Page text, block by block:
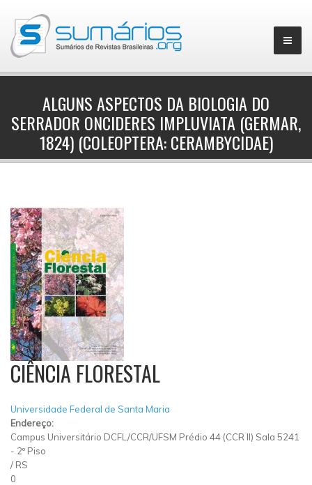
▼
ALGUNS ASPECTOS DA BIOLOGIA DO
SERRADOR ONCIDERES IMPLUVIATA (GERMAR,
1824) (COLEOPTERA: CERAMBYCIDAE)
CIÊNCIA FLORESTAL
Universidade Federal de Santa Maria
Endereço:
Campus Universitário DCFL/CCR/UFSM Prédio 44 (CCR II) Sala 5241
- 2º Piso
/ RS
0